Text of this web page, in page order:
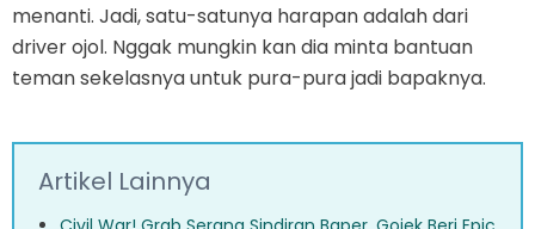
menanti. Jadi, satu-satunya harapan adalah dari
driver ojol. Nggak mungkin kan dia minta bantuan
teman sekelasnya untuk pura-pura jadi bapaknya.
Artikel Lainnya